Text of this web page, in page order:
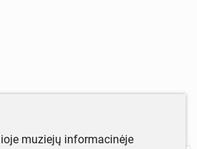
x 3 x 0,9 cm
muziejų informacinėje